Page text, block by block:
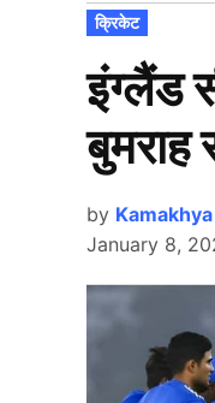
POSTED
IN
क्रिकेट
इंग्लैंड
बुमराह
by
January 8,